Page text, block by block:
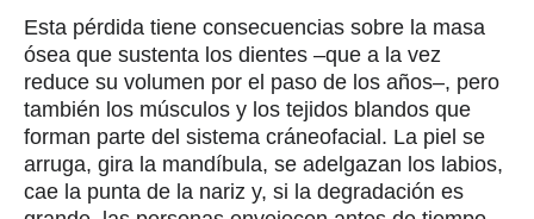
Esta pérdida tiene consecuencias sobre la masa
ósea que sustenta los dientes –que a la vez
reduce su volumen por el paso de los años–, pero
también los músculos y los tejidos blandos que
forman parte del sistema cráneofacial. La piel se
arruga, gira la mandíbula, se adelgazan los labios,
cae la punta de la nariz y, si la degradación es